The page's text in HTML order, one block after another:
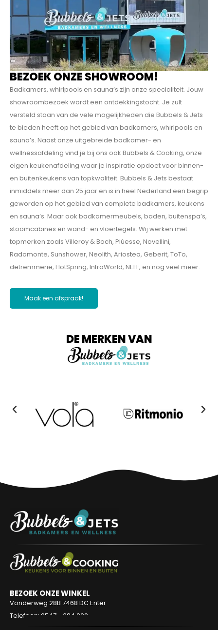
BEZOEK ONZE SHOWROOM!
Badkamers, whirlpools en sauna’s zijn onze specialiteit. Jouw
showroombezoek wordt een ontdekkings­tocht. Je zult
versteld staan van de vele mogelijkheden die Bubbels & Jets
te bieden heeft op het gebied van badkamers, whirlpools en
sauna’s. Naast onze uitgebreide badkamer- en
wellnessafdeling vind je bij ons ook Bubbels & Cooking, onze
eigen keukenafdeling waar je inspiratie opdoet voor binnen-
en buitenkeukens van topkwaliteit. Bubbels & Jets bestaat
inmiddels meer dan 25 jaar en is in heel Nederland een begrip
geworden op het gebied van complete badkamers, keukens
en sauna’s. Maar ook badkamermeubels, baden, buitenspa’s,
stoomcabines en wand- en vloertegels. Wij werken met
topmerken zoals Villeroy & Boch, Piúesse, Novellini,
Radomonte, Sunshower, Neolith, Ariostea, Geberit, ToTo,
detremmerie, HotSpring, InfraWorld, NEFF, en nog veel meer.
Maak een afspraak!
DE MERKEN VAN
BEZOEK ONZE WINKEL
Vonderweg 28B 7468 DC Enter
Telefoon: 0547 - 384 000